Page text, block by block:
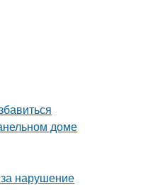
доме
нарушение